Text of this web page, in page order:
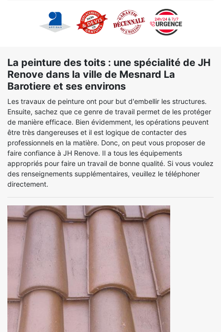
La peinture des toits : une spécialité de JH
Renove dans la ville de Mesnard La
Barotiere et ses environs
Les travaux de peinture ont pour but d'embellir les structures.
Ensuite, sachez que ce genre de travail permet de les protéger
de manière efficace. Bien évidemment, les opérations peuvent
être très dangereuses et il est logique de contacter des
professionnels en la matière. Donc, on peut vous proposer de
faire confiance à JH Renove. Il a tous les équipements
appropriés pour faire un travail de bonne qualité. Si vous voulez
des renseignements supplémentaires, veuillez le téléphoner
directement.